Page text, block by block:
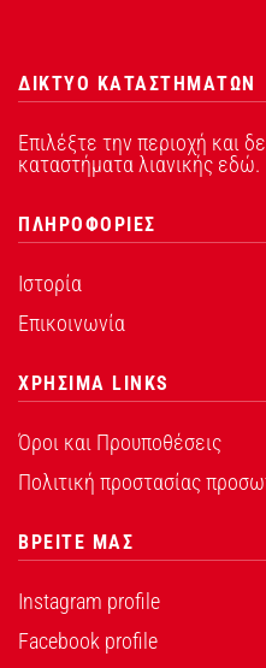
ΔΙΚΤΥΟ ΚΑΤΑΣΤΗΜΑΤΩΝ
Επιλέξτε την περιοχή και
καταστήματα λιανικής εδώ.
ΠΛΗΡΟΦΟΡΙΕΣ
Ιστορία
Επικοινωνία
ΧΡΗΣΙΜΑ LINKS
Όροι και Προυποθέσεις
Πολιτική προστασίας
ΒΡΕΙΤΕ ΜΑΣ
Instagram profile
Facebook profile